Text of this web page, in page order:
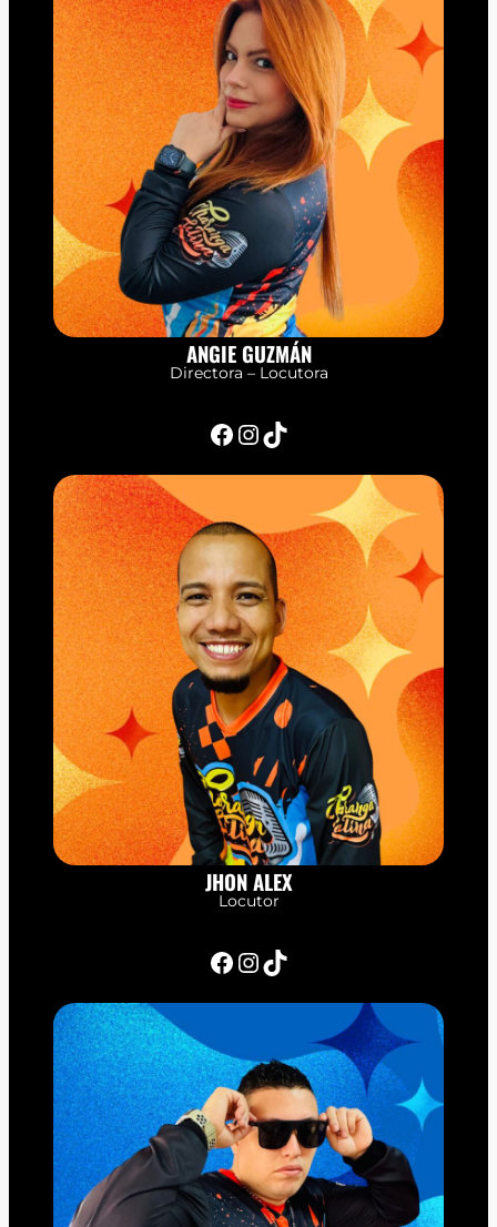
ANGIE GUZMÁN
Directora – Locutora
Facebook InstagramTikTok
JHON ALEX
Locutor
Facebook InstagramTikTok